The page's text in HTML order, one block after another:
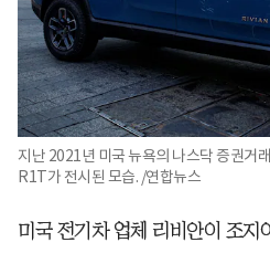
지난 2021년 미국 뉴욕의 나스닥 증권거
R1T가 전시된 모습. /연합뉴스
미국 전기차 업체 리비안이 조지